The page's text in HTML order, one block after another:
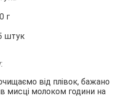
г
штук
від плівок, бажано
мисці молоком години на